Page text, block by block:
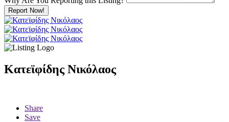
Report Now!
Κατεϊφίδης Νικόλαος
Share
Save